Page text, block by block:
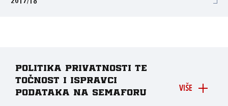
2017/18
VIŠE
Politika privatnosti te
točnost i ispravci
podataka na Semaforu